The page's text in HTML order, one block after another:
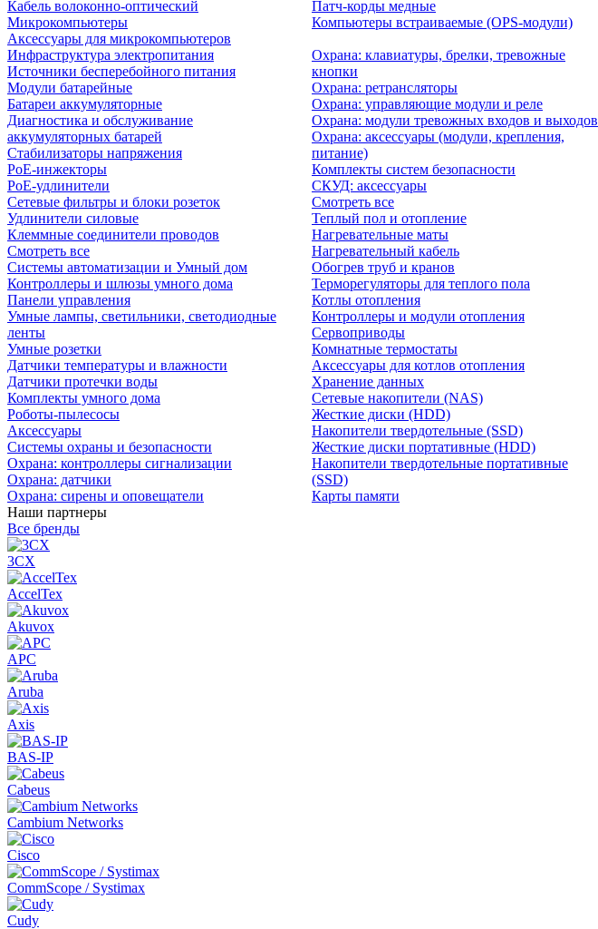
Кабель волоконно-оптический
Патч-корды медные
Микрокомпьютеры
Аксессуары для микрокомпьютеров
Компьютеры встраиваемые (OPS-модули)
Инфраструктура электропитания
Источники бесперебойного питания
Модули батарейные
Батареи аккумуляторные
Диагностика и обслуживание
аккумуляторных батарей
Стабилизаторы напряжения
PoE-инжекторы
PoE-удлинители
Сетевые фильтры и блоки розеток
Удлинители силовые
Клеммные соединители проводов
Смотреть все
Системы автоматизации и Умный дом
Контроллеры и шлюзы умного дома
Панели управления
Умные лампы, светильники, светодиодные
ленты
Умные розетки
Датчики температуры и влажности
Датчики протечки воды
Комплекты умного дома
Роботы-пылесосы
Аксессуары
Системы охраны и безопасности
Охрана: контроллеры сигнализации
Охрана: датчики
Охрана: сирены и оповещатели
Охрана: клавиатуры, брелки, тревожные
кнопки
Охрана: ретрансляторы
Охрана: управляющие модули и реле
Охрана: модули тревожных входов и выходов
Охрана: аксессуары (модули, крепления,
питание)
Комплекты систем безопасности
СКУД: аксессуары
Смотреть все
Теплый пол и отопление
Нагревательные маты
Нагревательный кабель
Обогрев труб и кранов
Терморегуляторы для теплого пола
Котлы отопления
Контроллеры и модули отопления
Сервоприводы
Комнатные термостаты
Аксессуары для котлов отопления
Хранение данных
Сетевые накопители (NAS)
Жесткие диски (HDD)
Накопители твердотельные (SSD)
Жесткие диски портативные (HDD)
Накопители твердотельные портативные
(SSD)
Карты памяти
Наши партнеры
Все бренды
3CX
AccelTex
Akuvox
APC
Aruba
Axis
BAS-IP
Cabeus
Cambium Networks
Cisco
CommScope / Systimax
Cudy